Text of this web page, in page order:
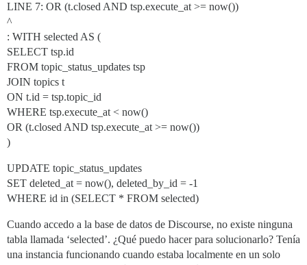
LINE 7: OR (t.closed AND tsp.execute_at >= now())
^
: WITH selected AS (
SELECT tsp.id
FROM topic_status_updates tsp
JOIN topics t
ON t.id = tsp.topic_id
WHERE tsp.execute_at < now()
OR (t.closed AND tsp.execute_at >= now())
)
UPDATE topic_status_updates
SET deleted_at = now(), deleted_by_id = -1
WHERE id in (SELECT * FROM selected)
Cuando accedo a la base de datos de Discourse, no existe ninguna
tabla llamada ‘selected’. ¿Qué puedo hacer para solucionarlo? Tenía
una instancia funcionando cuando estaba localmente en un solo